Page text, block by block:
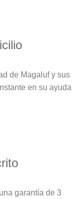
de Magaluf y sus
en su ayuda
garantía de 3